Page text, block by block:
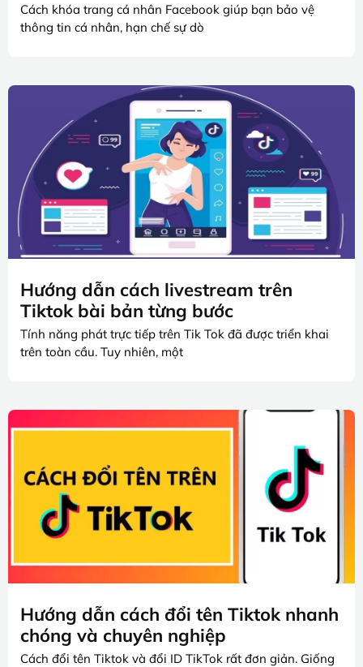
Cách khóa trang cá nhân Facebook giúp bạn bảo vệ
thông tin cá nhân, hạn chế sự dò
Hướng dẫn cách livestream trên
Tiktok bài bản từng bước
Tính năng phát trực tiếp trên Tik Tok đã được triển khai
trên toàn cầu. Tuy nhiên, một
Hướng dẫn cách đổi tên Tiktok nhanh
chóng và chuyên nghiệp
Cách đổi tên Tiktok và đổi ID TikTok rất đơn giản. Giống